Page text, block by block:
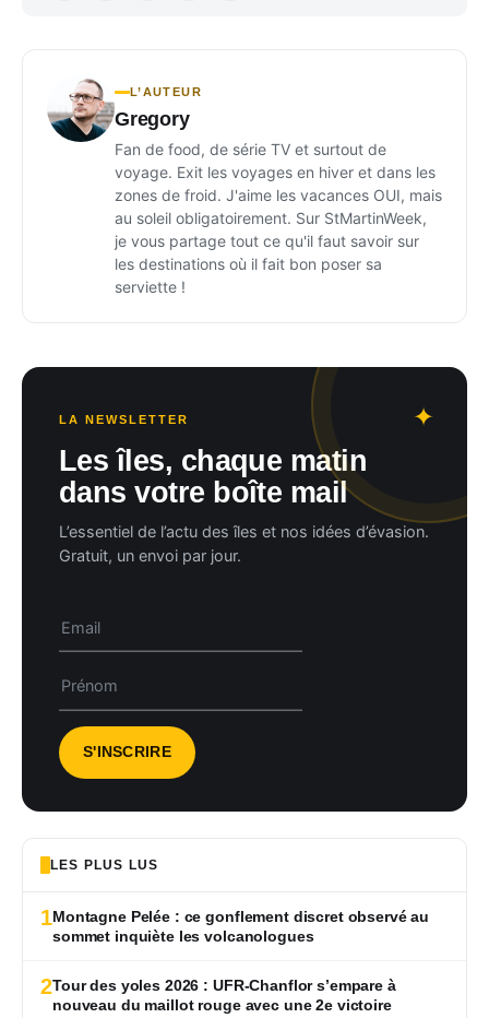
L’AUTEUR
Gregory
Fan de food, de série TV et surtout de
voyage. Exit les voyages en hiver et dans les
zones de froid. J'aime les vacances OUI, mais
au soleil obligatoirement. Sur StMartinWeek,
je vous partage tout ce qu'il faut savoir sur
les destinations où il fait bon poser sa
serviette !
LA NEWSLETTER
Les îles, chaque matin
dans votre boîte mail
L’essentiel de l’actu des îles et nos idées d’évasion.
Gratuit, un envoi par jour.
LES PLUS LUS
1Montagne Pelée : ce gonflement discret observé au
sommet inquiète les volcanologues
2Tour des yoles 2026 : UFR-Chanflor s’empare à
nouveau du maillot rouge avec une 2e victoire